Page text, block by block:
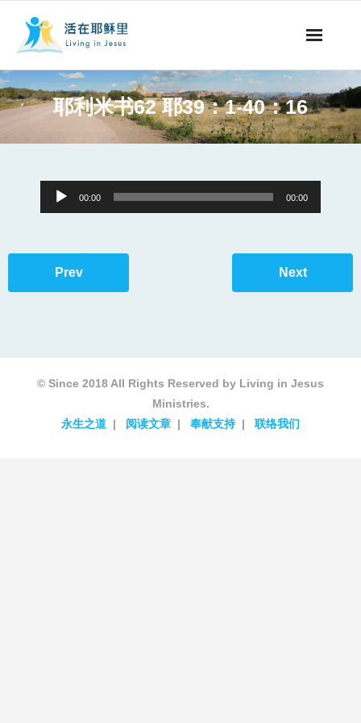
事工概要
永生之道
耶利米书62 耶39：1-40：16
Audio
Player
00:00 00:00
Prev Next
© Since 2018 All Rights Reserved by Living in Jesus
Ministries.
永生之道
阅读文章 奉献支持 联络我们